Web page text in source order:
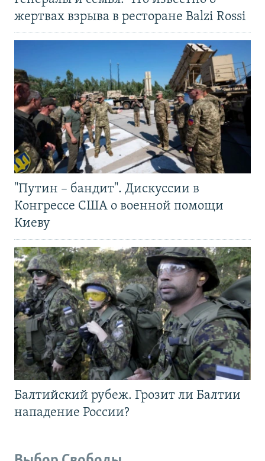
жертвах взрыва в ресторане Balzi Rossi
"Путин – бандит". Дискуссии в
Конгрессе США о военной помощи
Киеву
Балтийский рубеж. Грозит ли Балтии
нападение России?